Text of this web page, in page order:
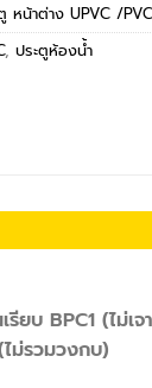
หน้าต่าง UPVC /PVC
, ประตูห้องน้ำ
ยบ BPC1 (ไม่เจ
ม่รวมวงกบ)